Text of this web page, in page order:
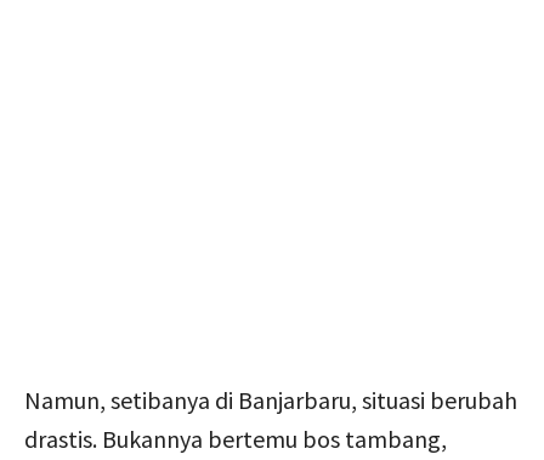
Namun, setibanya di Banjarbaru, situasi berubah
drastis. Bukannya bertemu bos tambang,